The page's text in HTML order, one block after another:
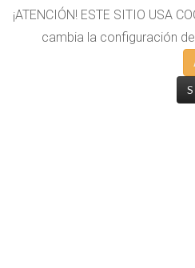
¡ATENCIÓN! ESTE SITIO USA
cambia la configuración